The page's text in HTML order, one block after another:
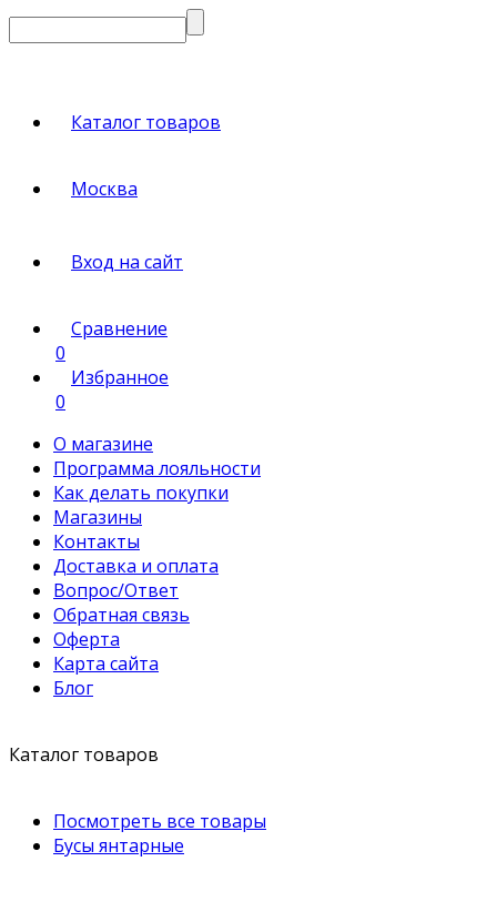
Каталог товаров
Москва
Вход на сайт
Сравнение
0
Избранное
0
О магазине
Программа лояльности
Как делать покупки
Магазины
Контакты
Доставка и оплата
Вопрос/Ответ
Обратная связь
Оферта
Карта сайта
Блог
Каталог товаров
Посмотреть все товары
Бусы янтарные